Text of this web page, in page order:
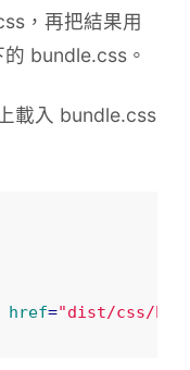
，再把結果用
bundle.css。
載入 bundle.css
href="dist/css/